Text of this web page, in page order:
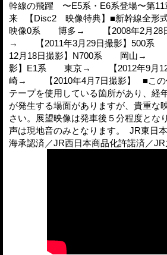
幹線の飛躍 〜E5系・E6系登場〜第11
来 【Disc2 映像特典】■新幹線全形
映像0系 博多→ 【2008年2月28
→ 【2011年3月29日撮影】500
12月18日撮影】N700系 岡山→ 【
影】E1系 東京→ 【2012年9月
崎→ 【2010年4月7日撮影】 ■この
テープを使用している箇所があり、経
が発生する場面がありますが、貴重な
さい。展望映像は発車後５分程度とな
声は現地音のみとなります。 JR東日
海承認済／JR西日本商品化許諾済／